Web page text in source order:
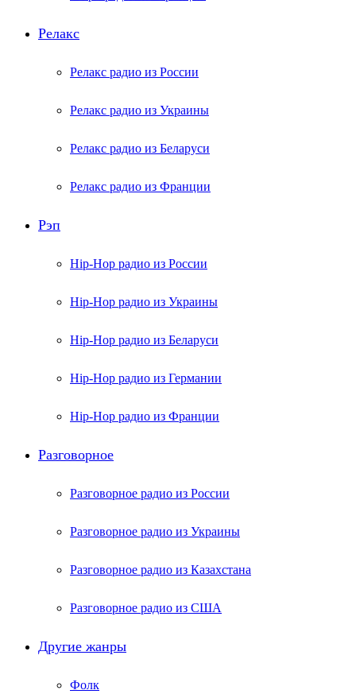
Релакс
Релакс радио из России
Релакс радио из Украины
Релакс радио из Беларуси
Релакс радио из Франции
Рэп
Hip-Hop радио из России
Hip-Hop радио из Украины
Hip-Hop радио из Беларуси
Hip-Hop радио из Германии
Hip-Hop радио из Франции
Разговорное
Разговорное радио из России
Разговорное радио из Украины
Разговорное радио из Казахстана
Разговорное радио из США
Другие жанры
Фолк